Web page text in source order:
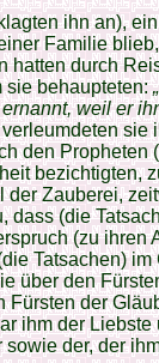
ihn an),
Familie
hatten durch
sie behaupteten:
weil er
sie
den Propheten
bezichtigten,
der Zauberei,
dass (die
(zu ihren
Tatsachen)
über den
Fürsten der
ihm der
der, der